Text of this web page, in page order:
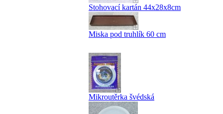
Stohovací kartán 44x28x8cm
Miska pod truhlík 60 cm
Mikroutěrka švédská